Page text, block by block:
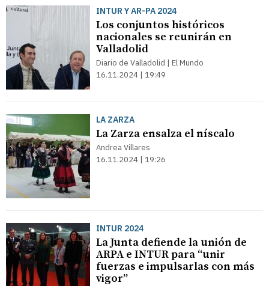
INTUR Y AR-PA 2024
Los conjuntos históricos
nacionales se reunirán en
Valladolid
Diario de Valladolid | El Mundo
16.11.2024 | 19:49
LA ZARZA
La Zarza ensalza el níscalo
Andrea Villares
16.11.2024 | 19:26
INTUR 2024
La Junta defiende la unión de
ARPA e INTUR para “unir
fuerzas e impulsarlas con más
vigor”